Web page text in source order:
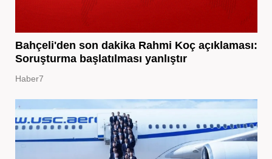
Bahçeli'den son dakika Rahmi Koç açıklaması:
Soruşturma başlatılması yanlıştır
Haber7